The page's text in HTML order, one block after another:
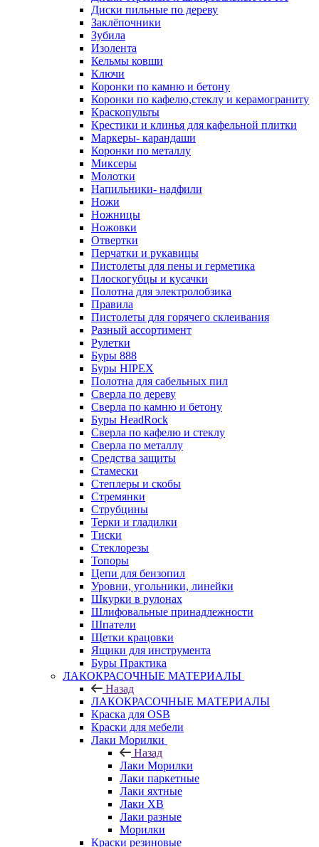
Диски пильные по дереву
Заклёпочники
Зубила
Изолента
Кельмы ковши
Ключи
Коронки по камню и бетону
Коронки по кафелю,стеклу и керамограниту
Краскопульты
Крестики и клинья для кафельной плитки
Маркеры- карандаши
Коронки по металлу
Миксеры
Молотки
Напильники- надфили
Ножи
Ножницы
Ножовки
Отвертки
Перчатки и рукавицы
Пистолеты для пены и герметика
Плоскогубцы и кусачки
Полотна для электролобзика
Правила
Пистолеты для горячего склеивания
Разный ассортимент
Рулетки
Буры 888
Буры HIPEX
Полотна для сабельных пил
Сверла по дереву
Сверла по камню и бетону
Буры HeadRock
Сверла по кафелю и стеклу
Сверла по металлу
Средства защиты
Стамески
Степлеры и скобы
Стремянки
Струбцины
Терки и гладилки
Тиски
Стеклорезы
Топоры
Цепи для бензопил
Уровни, угольники, линейки
Шкурки в рулонах
Шлифовальные принадлежности
Шпатели
Щетки крацовки
Ящики для инструмента
Буры Практика
ЛАКОКРАСОЧНЫЕ МАТЕРИАЛЫ
Назад
ЛАКОКРАСОЧНЫЕ МАТЕРИАЛЫ
Краска для OSB
Краски для мебели
Лаки Морилки
Назад
Лаки Морилки
Лаки паркетные
Лаки яхтные
Лаки ХВ
Лаки разные
Морилки
Краски резиновые